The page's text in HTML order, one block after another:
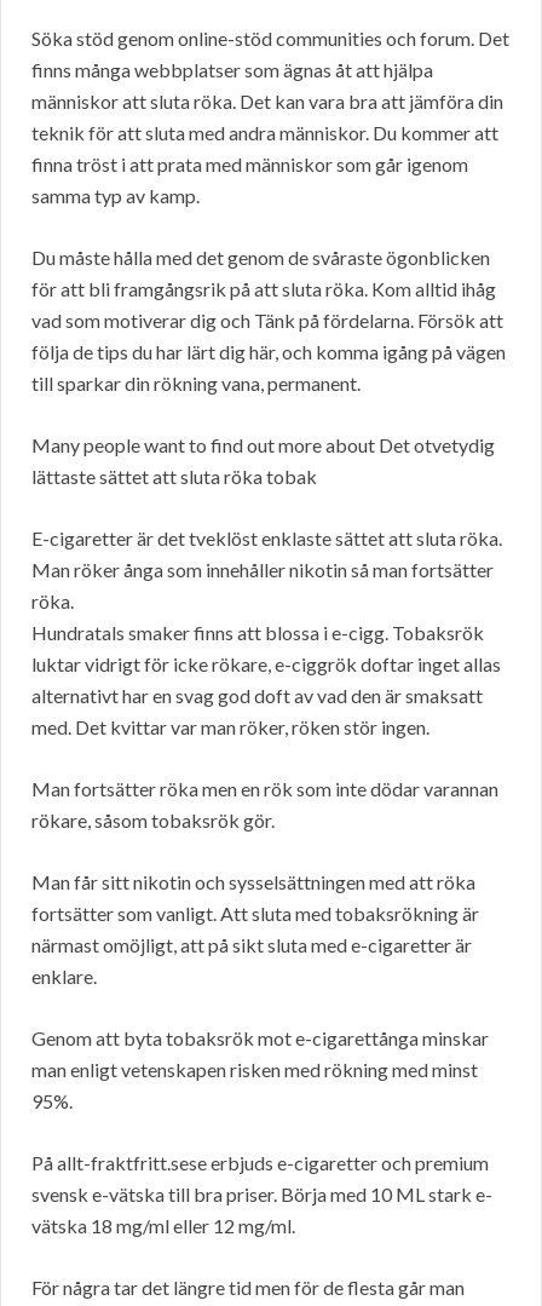
Söka stöd genom online-stöd communities och forum. Det
finns många webbplatser som ägnas åt att hjälpa
människor att sluta röka. Det kan vara bra att jämföra din
teknik för att sluta med andra människor. Du kommer att
finna tröst i att prata med människor som går igenom
samma typ av kamp.
Du måste hålla med det genom de svåraste ögonblicken
för att bli framgångsrik på att sluta röka. Kom alltid ihåg
vad som motiverar dig och Tänk på fördelarna. Försök att
följa de tips du har lärt dig här, och komma igång på vägen
till sparkar din rökning vana, permanent.
Many people want to find out more about Det otvetydig
lättaste sättet att sluta röka tobak
E-cigaretter är det tveklöst enklaste sättet att sluta röka.
Man röker ånga som innehåller nikotin så man fortsätter
röka.
Hundratals smaker finns att blossa i e-cigg. Tobaksrök
luktar vidrigt för icke rökare, e-ciggrök doftar inget allas
alternativt har en svag god doft av vad den är smaksatt
med. Det kvittar var man röker, röken stör ingen.
Man fortsätter röka men en rök som inte dödar varannan
rökare, såsom tobaksrök gör.
Man får sitt nikotin och sysselsättningen med att röka
fortsätter som vanligt. Att sluta med tobaksrökning är
närmast omöjligt, att på sikt sluta med e-cigaretter är
enklare.
Genom att byta tobaksrök mot e-cigarettånga minskar
man enligt vetenskapen risken med rökning med minst
95%.
På allt-fraktfritt.sese erbjuds e-cigaretter och premium
svensk e-vätska till bra priser. Börja med 10 ML stark e-
vätska 18 mg/ml eller 12 mg/ml.
För några tar det längre tid men för de flesta går man